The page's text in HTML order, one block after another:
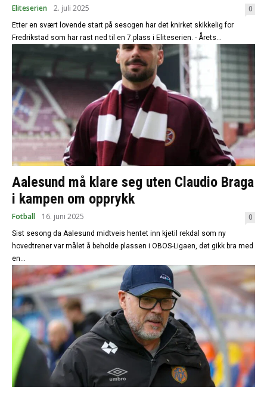
Eliteserien 2. juli 2025 0
Etter en svært lovende start på sesogen har det knirket skikkelig for
Fredrikstad som har rast ned til en 7.plass i Eliteserien. - Årets...
Aalesund må klare seg uten Claudio Braga
i kampen om opprykk
Fotball 16. juni 2025 0
Sist sesong da Aalesund midtveis hentet inn kjetil rekdal som ny
hovedtrener var målet å beholde plassen i OBOS-Ligaen, det gikk bra med
en...